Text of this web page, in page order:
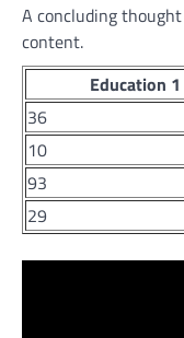
A concluding
content.
Education 1
36
10
93
29